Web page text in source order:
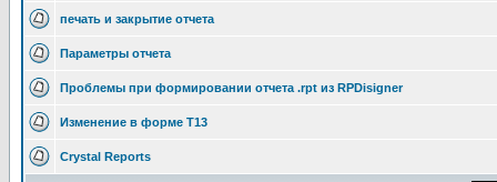
печать и закрытие отчета
Параметры отчета
Проблемы при формировании отчета .rpt из RPDisigner
Изменение в форме Т13
Crystal Reports